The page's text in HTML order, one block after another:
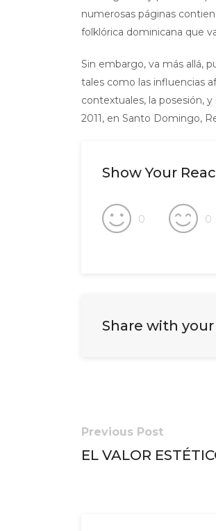
numerosas páginas
folklórica dominicana que
Sin embargo, va más allá,
tales como las influencias
contextuales, la posesión,
2011, en Santo Domingo,
Show Your
0 0
Share with
Previous Post
EL VALOR